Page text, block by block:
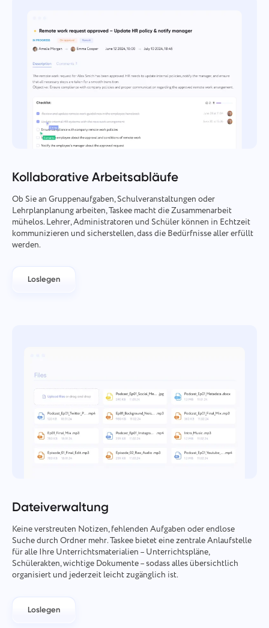
Kollaborative Arbeitsabläufe
Ob Sie an Gruppenaufgaben, Schulveranstaltungen oder
Lehrplanplanung arbeiten, Taskee macht die Zusammenarbeit
mühelos. Lehrer, Administratoren und Schüler können in Echtzeit
kommunizieren und sicherstellen, dass die Bedürfnisse aller erfüllt
werden.
Loslegen
Dateiverwaltung
Keine verstreuten Notizen, fehlenden Aufgaben oder endlose
Suche durch Ordner mehr. Taskee bietet eine zentrale Anlaufstelle
für alle Ihre Unterrichtsmaterialien – Unterrichtspläne,
Schülerakten, wichtige Dokumente – sodass alles übersichtlich
organisiert und jederzeit leicht zugänglich ist.
Loslegen